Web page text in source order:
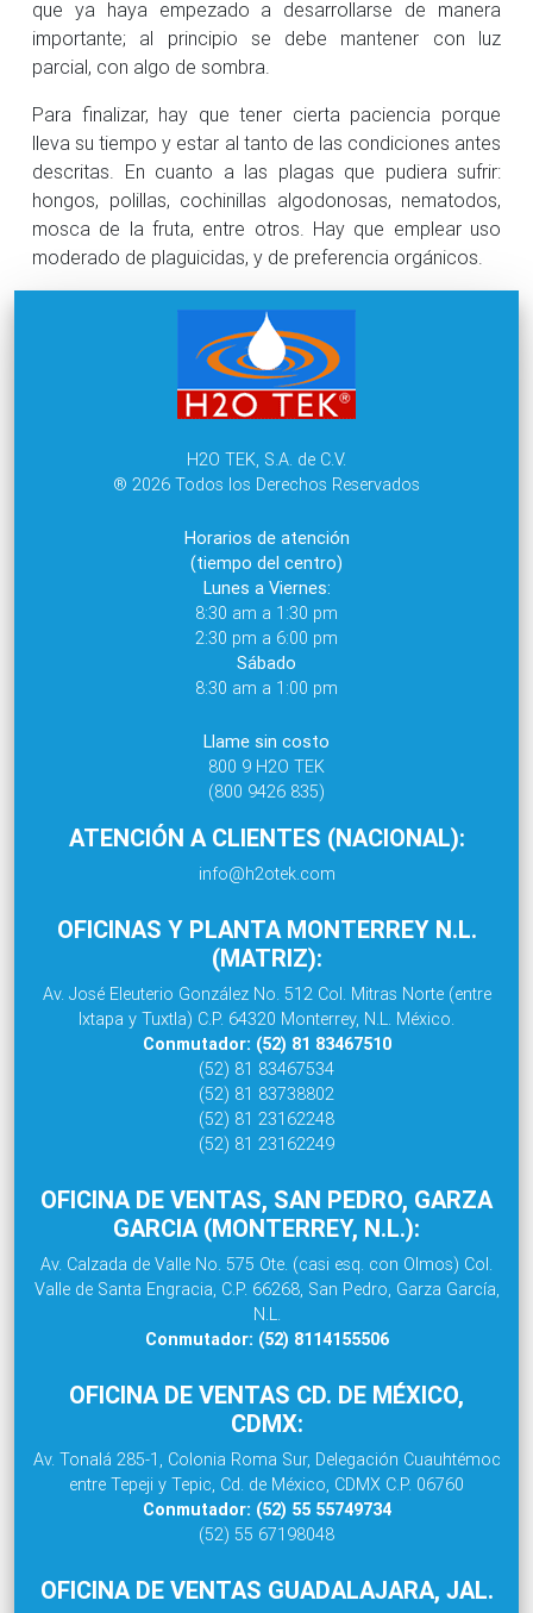
que ya haya empezado a desarrollarse de manera
importante; al principio se debe mantener con luz
parcial, con algo de sombra.
Para finalizar, hay que tener cierta paciencia porque
lleva su tiempo y estar al tanto de las condiciones antes
descritas. En cuanto a las plagas que pudiera sufrir:
hongos, polillas, cochinillas algodonosas, nematodos,
mosca de la fruta, entre otros. Hay que emplear uso
moderado de plaguicidas, y de preferencia orgánicos.
H2O TEK, S.A. de C.V.
® 2026 Todos los Derechos Reservados
Horarios de atención
(tiempo del centro)
Lunes a Viernes:
8:30 am a 1:30 pm
2:30 pm a 6:00 pm
Sábado
8:30 am a 1:00 pm
Llame sin costo
800 9 H2O TEK
(800 9426 835)
ATENCIÓN A CLIENTES (NACIONAL):
info@h2otek.com
OFICINAS Y PLANTA MONTERREY N.L.
(MATRIZ):
Av. José Eleuterio González No. 512 Col. Mitras Norte (entre
Ixtapa y Tuxtla) C.P. 64320 Monterrey, N.L. México.
Conmutador: (52) 81 83467510
(52) 81 83467534
(52) 81 83738802
(52) 81 23162248
(52) 81 23162249
OFICINA DE VENTAS, SAN PEDRO, GARZA
GARCIA (MONTERREY, N.L.):
Av. Calzada de Valle No. 575 Ote. (casi esq. con Olmos) Col.
Valle de Santa Engracia, C.P. 66268, San Pedro, Garza García,
N.L.
Conmutador: (52) 8114155506
OFICINA DE VENTAS CD. DE MÉXICO,
CDMX:
Av. Tonalá 285-1, Colonia Roma Sur, Delegación Cuauhtémoc
entre Tepeji y Tepic, Cd. de México, CDMX C.P. 06760
Conmutador: (52) 55 55749734
(52) 55 67198048
OFICINA DE VENTAS GUADALAJARA, JAL.